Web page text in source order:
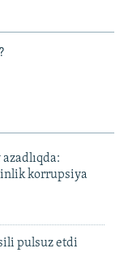
korrupsiya
pulsuz etdi